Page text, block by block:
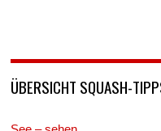
ÜBERSICHT SQUASH-